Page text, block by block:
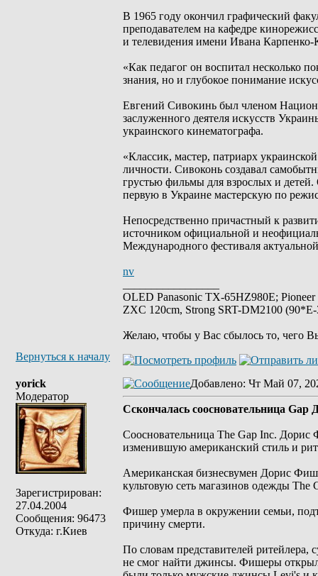
В 1965 году окончил графический
преподавателем на кафедре
и телевидения имени Ивана Карпенко-
«Как педагог он воспитал несколько
знания, но и глубокое понимание
Евгений Сивокинь был членом
заслуженного деятеля искусств
украинского кинематографа.
«Классик, мастер, патриарх
личности. Сивоконь создавал
грустью фильмы для взрослых и детей.
первую в Украине мастерскую по
Непосредственно причастный к
источником официальной и
Международного фестиваля
nv
OLED Panasonic TX-65HZ980E;
ZXC 120cm, Strong SRT-DM2100
Желаю, чтобы у Вас сбылось то, чего
Вернуться к началу
yorick
Модератор
Зарегистрирован:
27.04.2004
Сообщения: 96473
Откуда: г.Киев
Добавлено: Чт Май 07,
Сскончалась cоосновательница
Соосновательница The Gap Inc. Дорис
изменившую американский стиль и
Американская бизнесвумен Дорис
культовую сеть магазинов одежды The
Фишер умерла в окружении семьи,
причину смерти.
По словам представителей
не смог найти джинсы. Фишеры